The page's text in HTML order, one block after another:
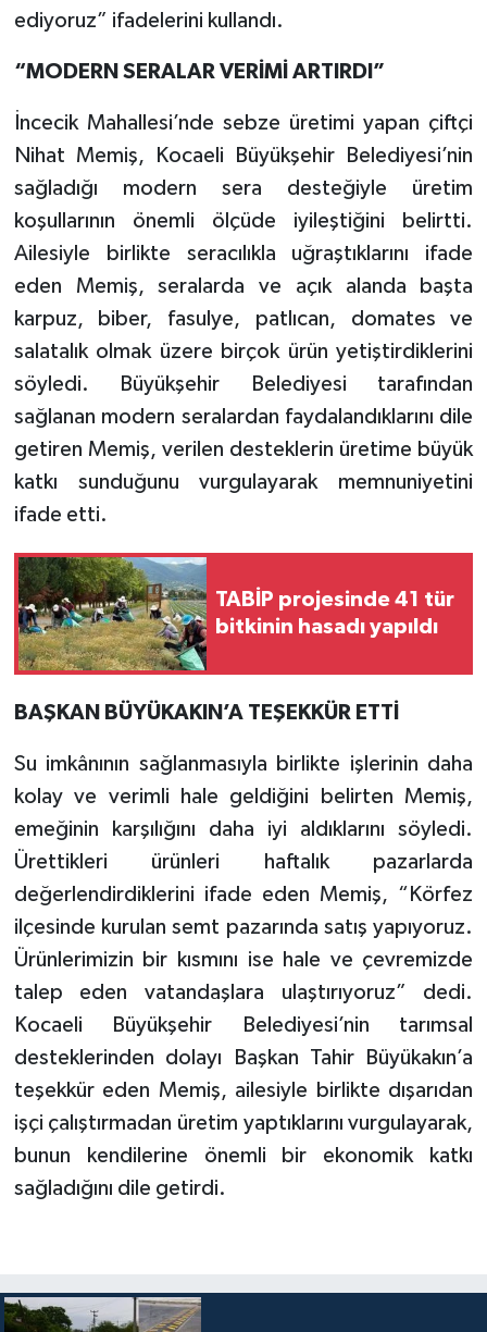
ediyoruz” ifadelerini kullandı.
“MODERN SERALAR VERİMİ ARTIRDI”
İncecik Mahallesi’nde sebze üretimi yapan çiftçi
Nihat Memiş, Kocaeli Büyükşehir Belediyesi’nin
sağladığı modern sera desteğiyle üretim
koşullarının önemli ölçüde iyileştiğini belirtti.
Ailesiyle birlikte seracılıkla uğraştıklarını ifade
eden Memiş, seralarda ve açık alanda başta
karpuz, biber, fasulye, patlıcan, domates ve
salatalık olmak üzere birçok ürün yetiştirdiklerini
söyledi. Büyükşehir Belediyesi tarafından
sağlanan modern seralardan faydalandıklarını dile
getiren Memiş, verilen desteklerin üretime büyük
katkı sunduğunu vurgulayarak memnuniyetini
ifade etti.
TABİP projesinde 41 tür
bitkinin hasadı yapıldı
BAŞKAN BÜYÜKAKIN’A TEŞEKKÜR ETTİ
Su imkânının sağlanmasıyla birlikte işlerinin daha
kolay ve verimli hale geldiğini belirten Memiş,
emeğinin karşılığını daha iyi aldıklarını söyledi.
Ürettikleri ürünleri haftalık pazarlarda
değerlendirdiklerini ifade eden Memiş, “Körfez
ilçesinde kurulan semt pazarında satış yapıyoruz.
Ürünlerimizin bir kısmını ise hale ve çevremizde
talep eden vatandaşlara ulaştırıyoruz” dedi.
Kocaeli Büyükşehir Belediyesi’nin tarımsal
desteklerinden dolayı Başkan Tahir Büyükakın’a
teşekkür eden Memiş, ailesiyle birlikte dışarıdan
işçi çalıştırmadan üretim yaptıklarını vurgulayarak,
bunun kendilerine önemli bir ekonomik katkı
sağladığını dile getirdi.